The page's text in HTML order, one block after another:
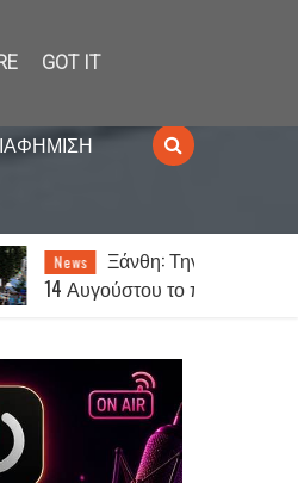
Την Παρασκευή
το παζάρι λόγω
GOT IT